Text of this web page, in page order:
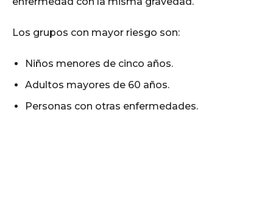
Los grupos con mayor riesgo son:
Niños menores de cinco años.
Adultos mayores de 60 años.
Personas con otras enfermedades.